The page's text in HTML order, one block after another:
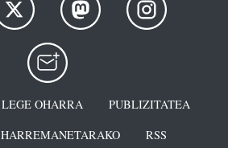
LEGE OHARRA
PUBLIZITATEA
HARREMANETARAKO RSS